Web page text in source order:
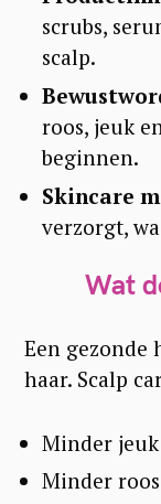
scrubs,
scalp.
roos, jeuk
beginnen.
Skincare
verzorgt,
Wat
Een gezonde
haar. Scalp
Minder
Minder